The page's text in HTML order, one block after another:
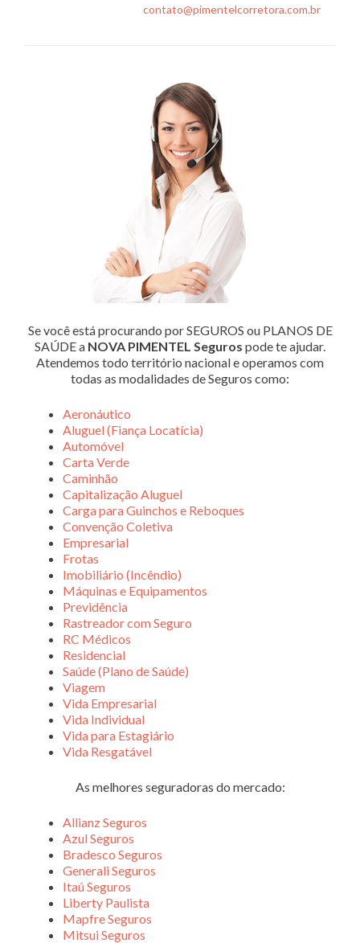
contato@pimentelcorretora.com.br
Se você está procurando por SEGUROS ou PLANOS DE
SAÚDE a NOVA PIMENTEL Seguros pode te ajudar.
Atendemos todo território nacional e operamos com
todas as modalidades de Seguros como:
Aeronáutico
Aluguel (Fiança Locatícia)
Automóvel
Carta Verde
Caminhão
Capitalização Aluguel
Carga para Guinchos e Reboques
Convenção Coletiva
Empresarial
Frotas
Imobiliário (Incêndio)
Máquinas e Equipamentos
Previdência
Rastreador com Seguro
RC Médicos
Residencial
Saúde (Plano de Saúde)
Viagem
Vida Empresarial
Vida Individual
Vida para Estagiário
Vida Resgatável
As melhores seguradoras do mercado:
Allianz Seguros
Azul Seguros
Bradesco Seguros
Generali Seguros
Itaú Seguros
Liberty Paulista
Mapfre Seguros
Mitsui Seguros